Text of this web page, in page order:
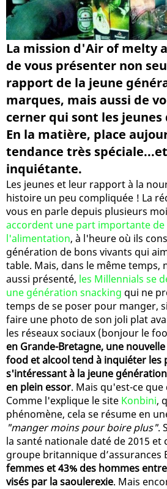
La mission d'Air of melty
de vous présenter non
rapport de la jeune
marques, mais aussi de
cerner qui sont les
En la matière, place
tendance très
inquiétante.
Les jeunes et leur rapport à la
histoire un peu compliquée ! La
vous en parle depuis plusieurs
accordent une part importante
l'alimentation, à l'heure où ils
génération de bons vivants qui
table. Mais, dans le même temps,
aussi présenté, les Millennials se
une génération snacking qui ne
temps de se poser pour manger,
faire une photo de son joli plat
les réseaux sociaux (bonjour le
en Grande-Bretagne, une
food et alcool tend à inquiéter les
s'intéressant à la jeune
en plein essor. Mais qu'est-ce
Comme l'explique le site Konbini,
phénomène, cela se résume en
"manger moins pour boire plus".
la santé nationale daté de 2015
groupe britannique d’assurances
femmes et 43% des hommes
visés par la saoulerexie. Mais